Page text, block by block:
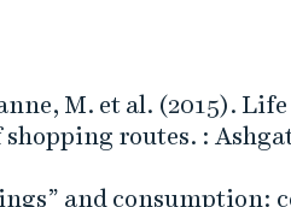
M. et al. (2015).
routes. :
and consumption: